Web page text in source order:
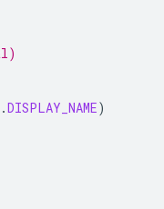
.DISPLAY_NAME)